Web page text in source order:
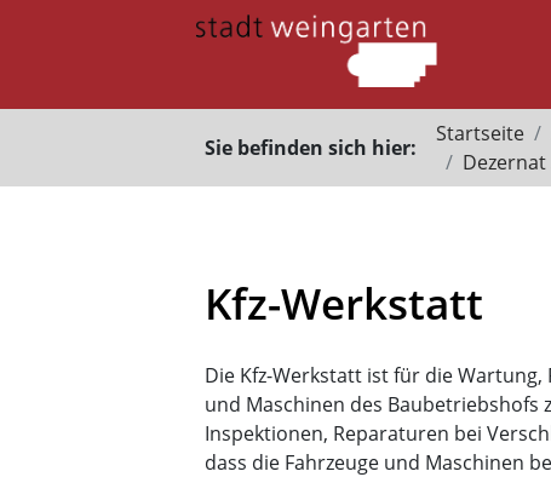
Sie befinden sich hier:
Startseite
Kfz-Werkstatt
Die Kfz-Werkstatt ist für die
und Maschinen des Baubetriebshofs
Inspektionen, Reparaturen bei
dass die Fahrzeuge und Maschinen